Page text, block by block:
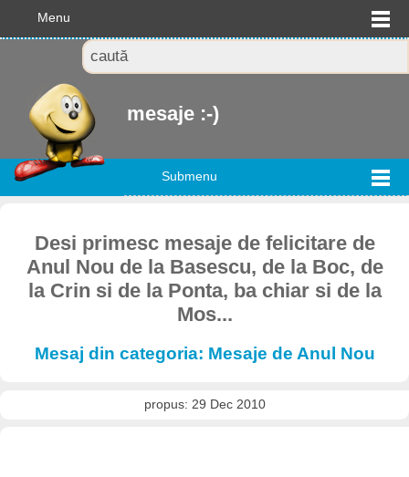
Menu
mesaje :-)
Submenu
Desi primesc mesaje de felicitare de
Anul Nou de la Basescu, de la Boc, de
la Crin si de la Ponta, ba chiar si de la
Mos...
Mesaj din categoria: Mesaje de Anul Nou
propus: 29 Dec 2010